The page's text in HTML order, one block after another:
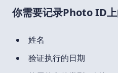
你需要记录Photo ID上
姓名
验证执行的日期